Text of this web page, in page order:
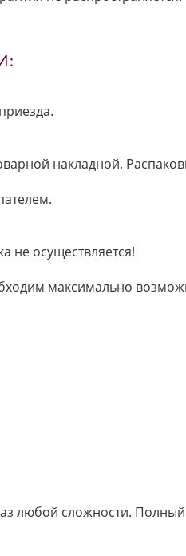
накладной.
не осуществляется!
максимально
любой сложности. Полный